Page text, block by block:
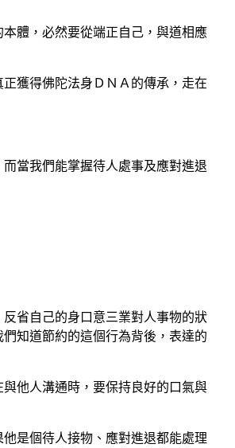
體，必然要從端正自己，與道相應
獲得佛陀法身ＤＮＡ的傳承，走在
當我們能掌握待人處事及應對進退
省自己的身口意三業對人事物的狀
知道節約的這個行為背後，表達的
他人溝通時，要保持良好的口氣與
是個待人接物、應對進退都能處理